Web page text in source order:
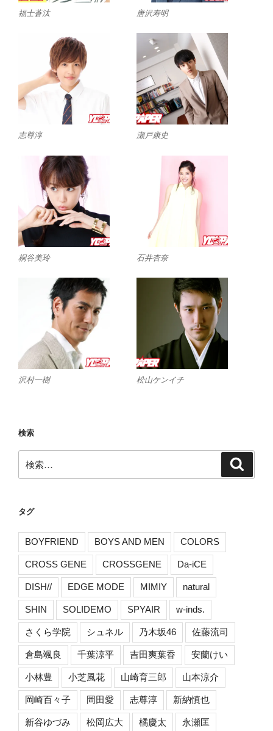
福士蒼汰 唐沢寿明
志尊淳 瀬戸康史
桐谷美玲 石井杏奈
沢村一樹 松山ケンイチ
検索
索:
タグ
BOYFRIEND BOYS AND MEN COLORS
CROSS GENE CROSSGENE Da-iCE
DISH// EDGE MODE MIMIY natural
SHIN SOLIDEMO SPYAIR w-inds.
さくら学院 シュネル 乃木坂46 佐藤流司
倉島颯良 千葉涼平 吉田爽葉香 安蘭けい
小林豊 小芝風花 山崎育三郎 山本涼介
岡崎百々子 岡田愛 志尊淳 新納慎也
新谷ゆづみ 松岡広大 橘慶太 永瀬匡